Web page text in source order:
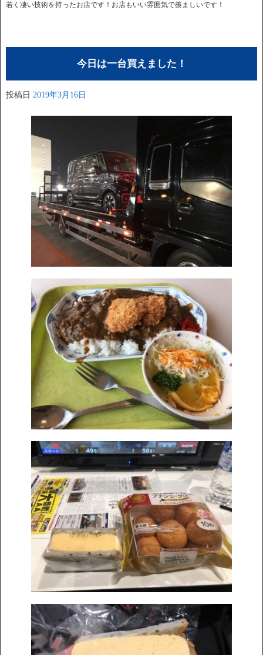
若く凄い技術を持ったお店です！お店もいい雰囲気で羨ましいです！
今日は一台買えました！
投稿日 2019年3月16日